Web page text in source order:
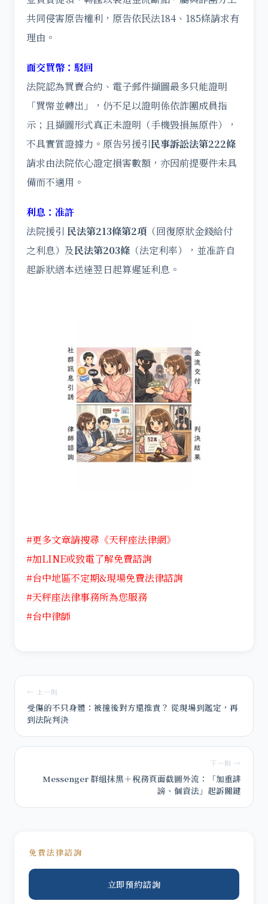
共同侵害原告權利，原告依民法184、185條請求有
理由。
面交買幣：駁回
法院認為買賣合約、電子郵件擷圖最多只能證明
「買幣並轉出」，仍不足以證明係依詐團成員指
示；且擷圖形式真正未證明（手機毀損無原件），
不具實質證據力。原告另援引民事訴訟法第222條
請求由法院依心證定損害數額，亦因前提要件未具
備而不適用。
利息：准許
法院援引 民法第213條第2項 （回復原狀金錢給付
之利息）及民法第203條 （法定利率），並准許自
起訴狀繕本送達翌日起算遲延利息。
#更多文章請搜尋《天秤座法律網》
#加LINE或致電了解免費諮詢
#台中地區不定期&現場免費法律諮詢
#天秤座法律事務所為您服務
#台中律師
← 上一則
受傷的不只身體：被撞後對方還推責？ 從現場到鑑定，再
到法院判決
下一則 →
Messenger 群組抹黑＋稅務頁面截圖外流：「加重誹
謗、個資法」起訴關鍵
免費法律諮詢
立即預約諮詢